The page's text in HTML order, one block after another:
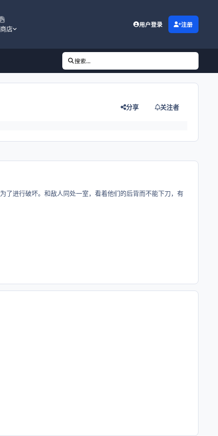
商店
用户登录 注册
搜索...
分享 关注者
了进行破坏。和敌人同处一室，看着他们的后背而不能下刀，有